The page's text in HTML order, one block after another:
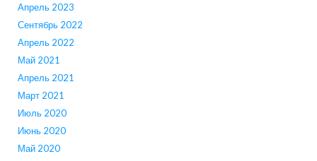
Апрель 2023
Сентябрь 2022
Апрель 2022
Май 2021
Апрель 2021
Март 2021
Июль 2020
Июнь 2020
Май 2020